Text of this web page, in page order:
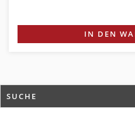
IN DEN
SUCHE